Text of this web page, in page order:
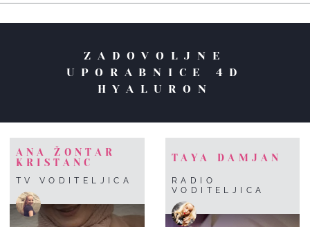
ZADOVOLJNE
UPORABNICE 4D
HYALURON
ANA ŽONTAR
KRISTANC
TV VODITELJICA
TAYA DAMJAN
RADIO
VODITELJICA